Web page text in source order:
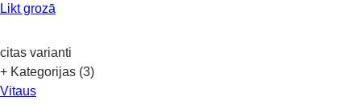
Likt grozā
citas varianti
+ Kategorijas (3)
Vitaus